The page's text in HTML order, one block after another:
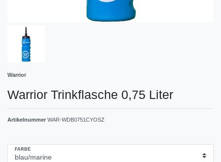
Warrior
Warrior Trinkflasche 0,75 Liter
Artikelnummer WAR-WDB0751CYOSZ
FARBE